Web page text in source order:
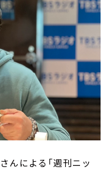
さんによる「週刊ニッ